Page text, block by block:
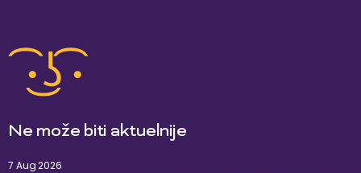
Ne može biti aktuelnije
7 Aug 2026